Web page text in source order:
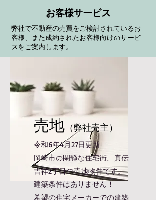
​お客様サービス
弊社で不動産の売買をご検討されているお
客様、また成約されたお客様向けのサービ
スをご案内します。
売地 （弊社売主）
令和6年4月27日更新
​岡崎市の閑静な住宅街。真伝
吉祥2丁目の売地物件です。
建築条件はありません！
​希望の住宅メーカーでの建築